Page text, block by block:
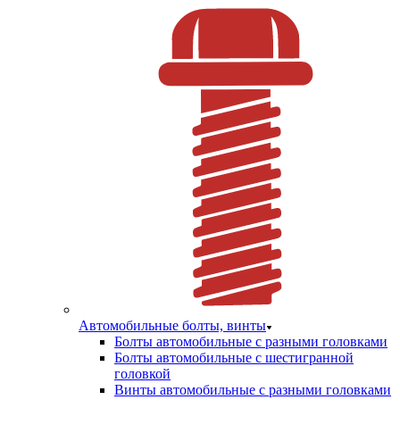
Автомобильные болты, винты
Болты автомобильные с разными головками
Болты автомобильные с шестигранной
головкой
Винты автомобильные с разными головками